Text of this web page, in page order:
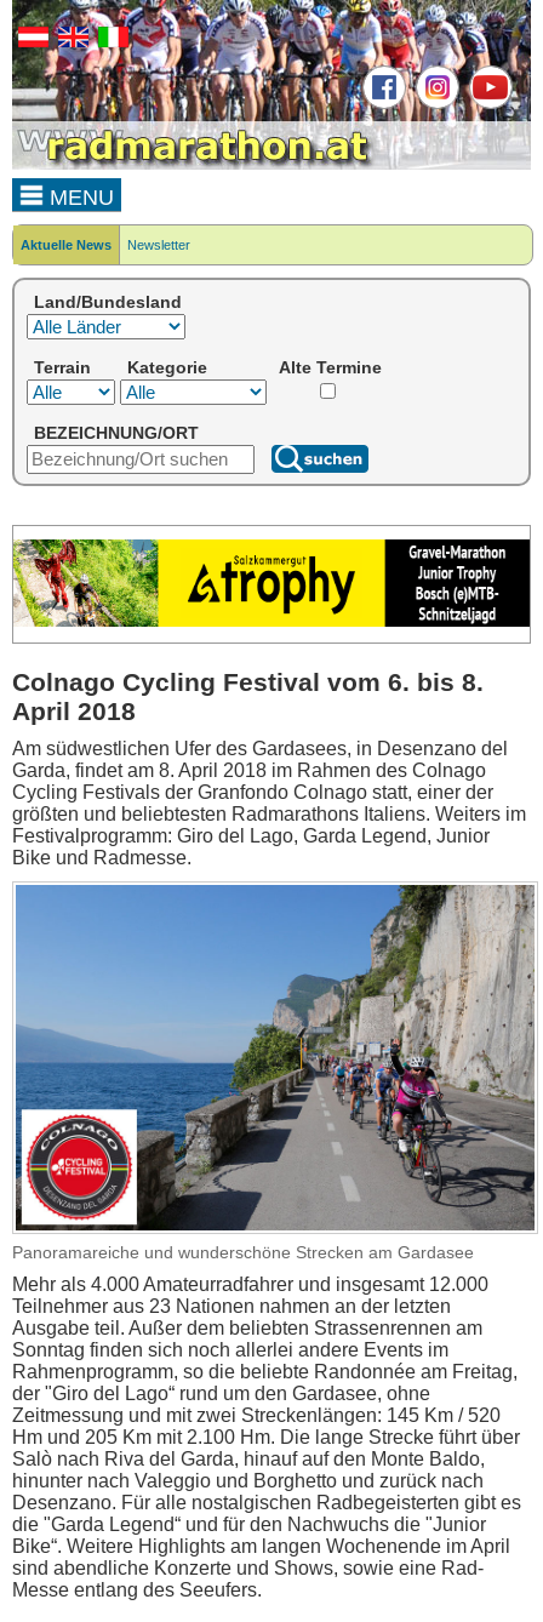
MENU
Aktuelle News Newsletter
Land/Bundesland
Terrain Kategorie Alte Termine
BEZEICHNUNG/ORT
Colnago Cycling Festival vom 6. bis 8.
April 2018
Am südwestlichen Ufer des Gardasees, in Desenzano del
Garda, findet am 8. April 2018 im Rahmen des Colnago
Cycling Festivals der Granfondo Colnago statt, einer der
größten und beliebtesten Radmarathons Italiens. Weiters im
Festivalprogramm: Giro del Lago, Garda Legend, Junior
Bike und Radmesse.
Panoramareiche und wunderschöne Strecken am Gardasee
Mehr als 4.000 Amateurradfahrer und insgesamt 12.000
Teilnehmer aus 23 Nationen nahmen an der letzten
Ausgabe teil. Außer dem beliebten Strassenrennen am
Sonntag finden sich noch allerlei andere Events im
Rahmenprogramm, so die beliebte Randonnée am Freitag,
der "Giro del Lago“ rund um den Gardasee, ohne
Zeitmessung und mit zwei Streckenlängen: 145 Km / 520
Hm und 205 Km mit 2.100 Hm. Die lange Strecke führt über
Salò nach Riva del Garda, hinauf auf den Monte Baldo,
hinunter nach Valeggio und Borghetto und zurück nach
Desenzano. Für alle nostalgischen Radbegeisterten gibt es
die "Garda Legend“ und für den Nachwuchs die "Junior
Bike“. Weitere Highlights am langen Wochenende im April
sind abendliche Konzerte und Shows, sowie eine Rad-
Messe entlang des Seeufers.